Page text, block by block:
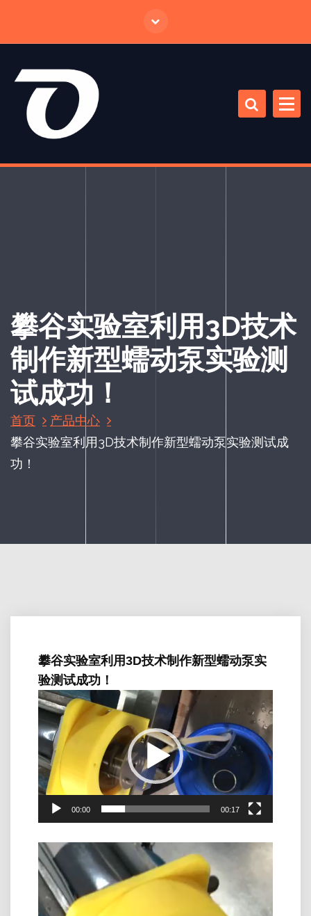
正
攀谷实验室利用3D技术
制作新型蠕动泵实验测
试成功！
首页
产品中心
攀谷实验室利用3D技术制作新型蠕动泵实验测试成
功！
攀谷实验室利用3D技术制作新型蠕动泵实
验测试成功！
视
频
播
放
器
00:00 00:17
视
频
播
放